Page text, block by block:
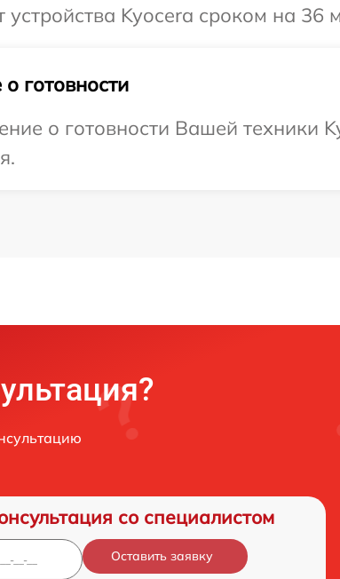
Kyocera сроком на 36
готовности
о готовности Вашей техники
со специалистом
Оставить заявку